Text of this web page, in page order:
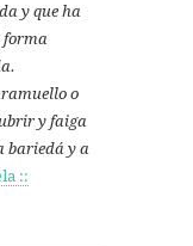
y que ha
forma
o
y faiga
bariedá y a
::